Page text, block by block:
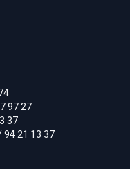
97 27
37
94 21 13 37